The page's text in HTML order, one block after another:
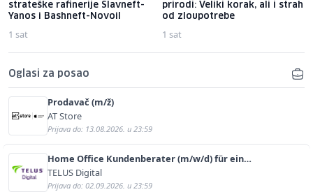
strateške rafinerije Slavneft-
Yanos i Bashneft-Novoil
1 sat
prirodi: Veliki korak, ali i strah
od zloupotrebe
1 sat
Oglasi za posao
Prodavač (m/ž)
AT Store
Prijava do: 13.08.2026. u 23:59
Home Office Kundenberater (m/w/d) für ein
renommiertes Schuhunternehmen
TELUS Digital
Prijava do: 02.09.2026. u 23:59